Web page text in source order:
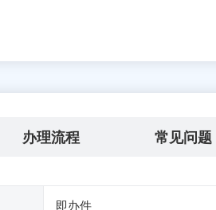
办理流程 常见问题
即办件